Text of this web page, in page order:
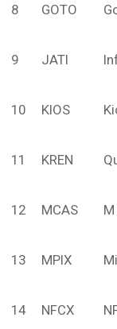
8 GOTO
9 JATI
10 KIOS
11 KREN
12 MCAS
13 MPIX
14 NFCX